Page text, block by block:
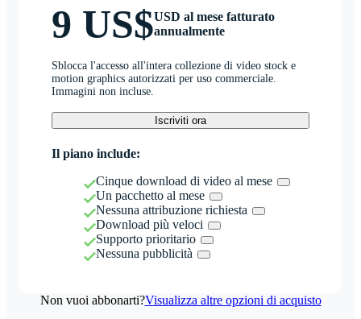
9 US$USD al mese fatturato
annualmente
Sblocca l'accesso all'intera collezione di video stock e
motion graphics autorizzati per uso commerciale.
Immagini non incluse.
Iscriviti ora
Il piano include:
Cinque download di video al mese
Un pacchetto al mese
Nessuna attribuzione richiesta
Download più veloci
Supporto prioritario
Nessuna pubblicità
Non vuoi abbonarti?Visualizza altre opzioni di acquisto